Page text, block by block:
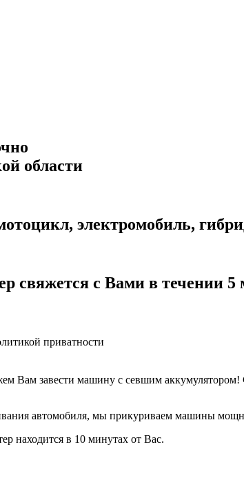
области
электромобиль,
свяжется с Вами в течении 5
приватности
Вам завести машину с севшим
автомобиля, мы прикуриваем машины
находится в 10 минутах от Вас.